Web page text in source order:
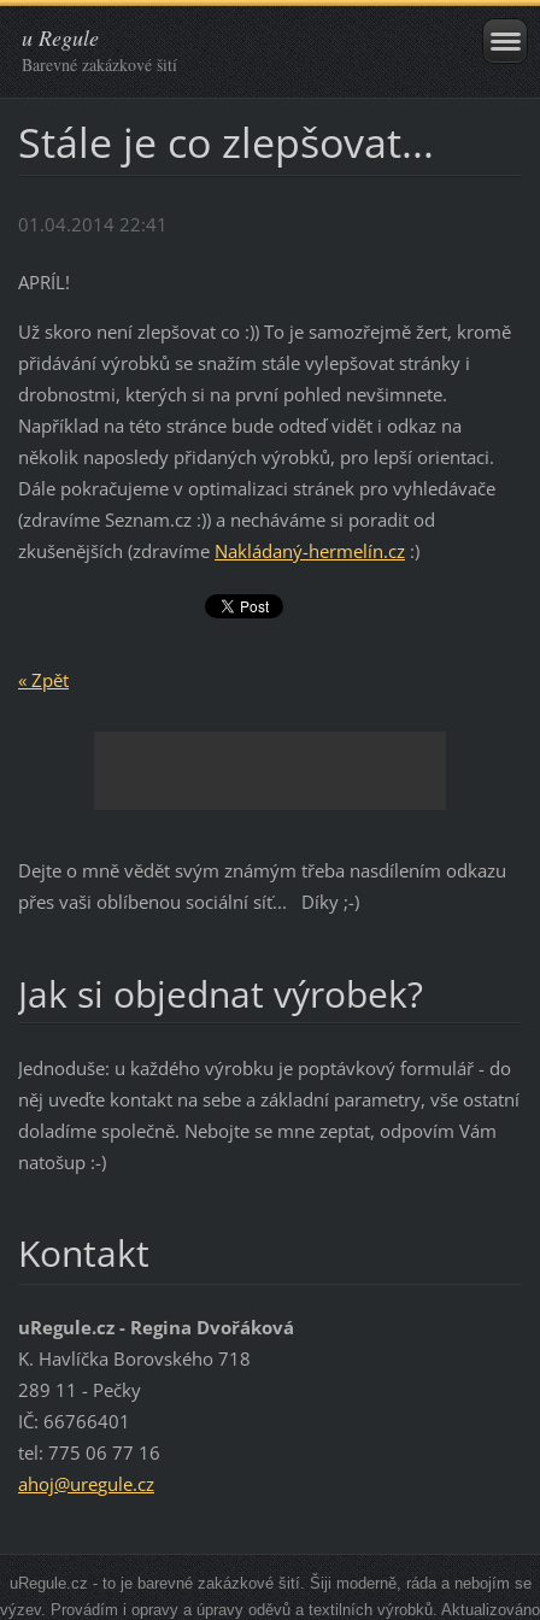
u Regule
Barevné zakázkové šití
Stále je co zlepšovat...
01.04.2014 22:41
APRÍL!
Už skoro není zlepšovat co :)) To je samozřejmě žert, kromě
přidávání výrobků se snažím stále vylepšovat stránky i
drobnostmi, kterých si na první pohled nevšimnete.
Například na této stránce bude odteď vidět i odkaz na
několik naposledy přidaných výrobků, pro lepší orientaci.
Dále pokračujeme v optimalizaci stránek pro vyhledávače
(zdravíme Seznam.cz :)) a necháváme si poradit od
zkušenějších (zdravíme Nakládaný-hermelín.cz:)
« Zpět
Dejte o mně vědět svým známým třeba nasdílením odkazu
přes vaši oblíbenou sociální síť... Díky ;-)
Jak si objednat výrobek?
Jednoduše: u každého výrobku je poptávkový formulář - do
něj uveďte kontakt na sebe a základní parametry, vše ostatní
doladíme společně. Nebojte se mne zeptat, odpovím Vám
natošup :-)
Kontakt
uRegule.cz - Regina Dvořáková
K. Havlíčka Borovského 718
289 11 - Pečky
IČ: 66766401
tel: 775 06 77 16
ahoj@uregule.cz
uRegule.cz - to je barevné zakázkové šití. Šiji moderně, ráda a nebojím se
výzev. Provádím i opravy a úpravy oděvů a textilních výrobků. Aktualizováno